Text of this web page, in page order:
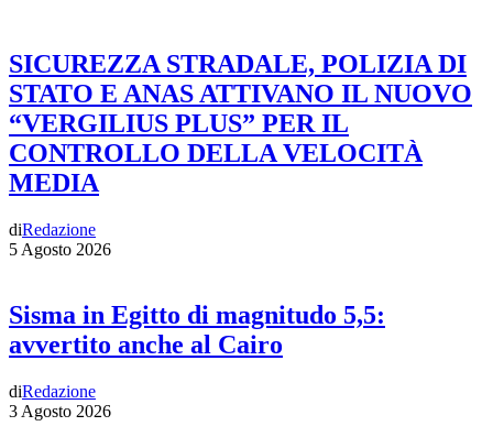
SICUREZZA STRADALE, POLIZIA DI
STATO E ANAS ATTIVANO IL NUOVO
“VERGILIUS PLUS” PER IL
CONTROLLO DELLA VELOCITÀ
MEDIA
diRedazione
5 Agosto 2026
Sisma in Egitto di magnitudo 5,5:
avvertito anche al Cairo
diRedazione
3 Agosto 2026